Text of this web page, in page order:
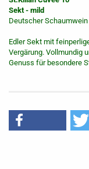
Sekt - mild
Deutscher Schaumwein
Edler Sekt mit
Vergärung. Vollmundig
Genuss für besondere